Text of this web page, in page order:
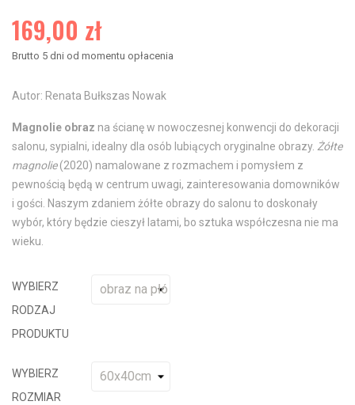
169,00 zł
Brutto 5 dni od momentu opłacenia
Autor: Renata Bułkszas Nowak
Magnolie obraz na ścianę w nowoczesnej konwencji do dekoracji
salonu, sypialni, idealny dla osób lubiących oryginalne obrazy. Żółte
magnolie(2020) namalowane z rozmachem i pomysłem z
pewnością będą w centrum uwagi, zainteresowania domowników
i gości. Naszym zdaniem żółte obrazy do salonu to doskonały
wybór, który będzie cieszył latami, bo sztuka współczesna nie ma
wieku.
WYBIERZ
RODZAJ
PRODUKTU
WYBIERZ
ROZMIAR